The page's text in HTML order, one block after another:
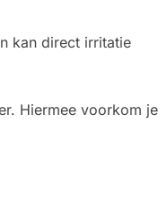
kan direct irritatie
Hiermee voorkom je